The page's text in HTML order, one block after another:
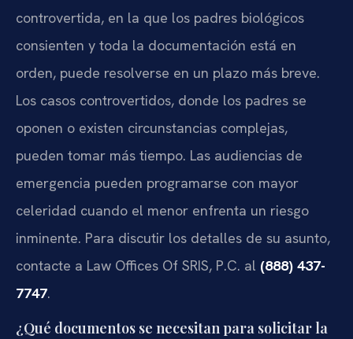
controvertida, en la que los padres biológicos
consienten y toda la documentación está en
orden, puede resolverse en un plazo más breve.
Los casos controvertidos, donde los padres se
oponen o existen circunstancias complejas,
pueden tomar más tiempo. Las audiencias de
emergencia pueden programarse con mayor
celeridad cuando el menor enfrenta un riesgo
inminente. Para discutir los detalles de su asunto,
contacte a Law Offices Of SRIS, P.C. al (888) 437-
7747.
¿Qué documentos se necesitan para solicitar la